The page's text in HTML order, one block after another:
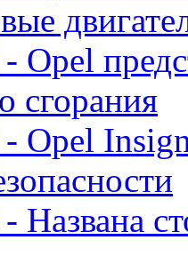
Opel
сгорания
Opel
Названа